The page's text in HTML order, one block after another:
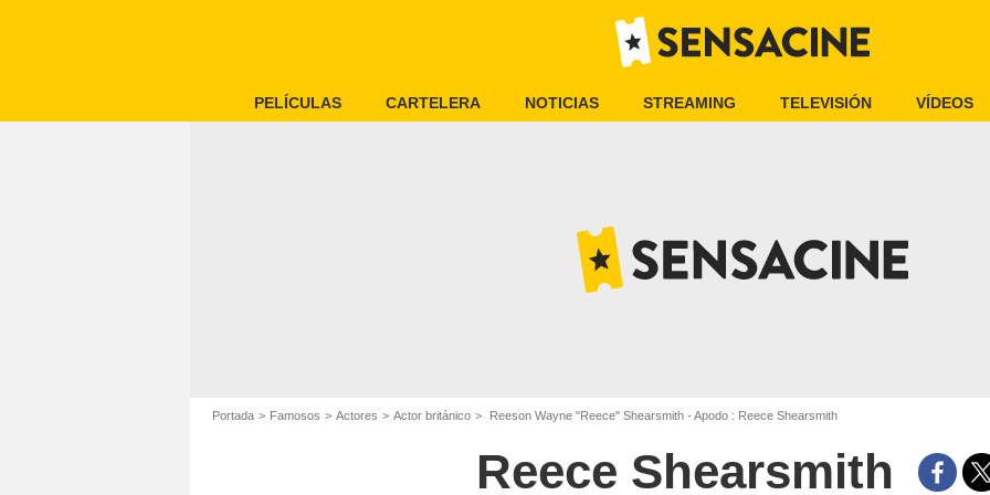
PELÍCULAS CARTELERA NOTICIAS STREAMING TELEVISIÓN VÍDEOS
Portada Famosos Actores Actor británico Reeson Wayne "Reece" Shearsmith - Apodo : Reece Shearsmith
Reece Shearsmith